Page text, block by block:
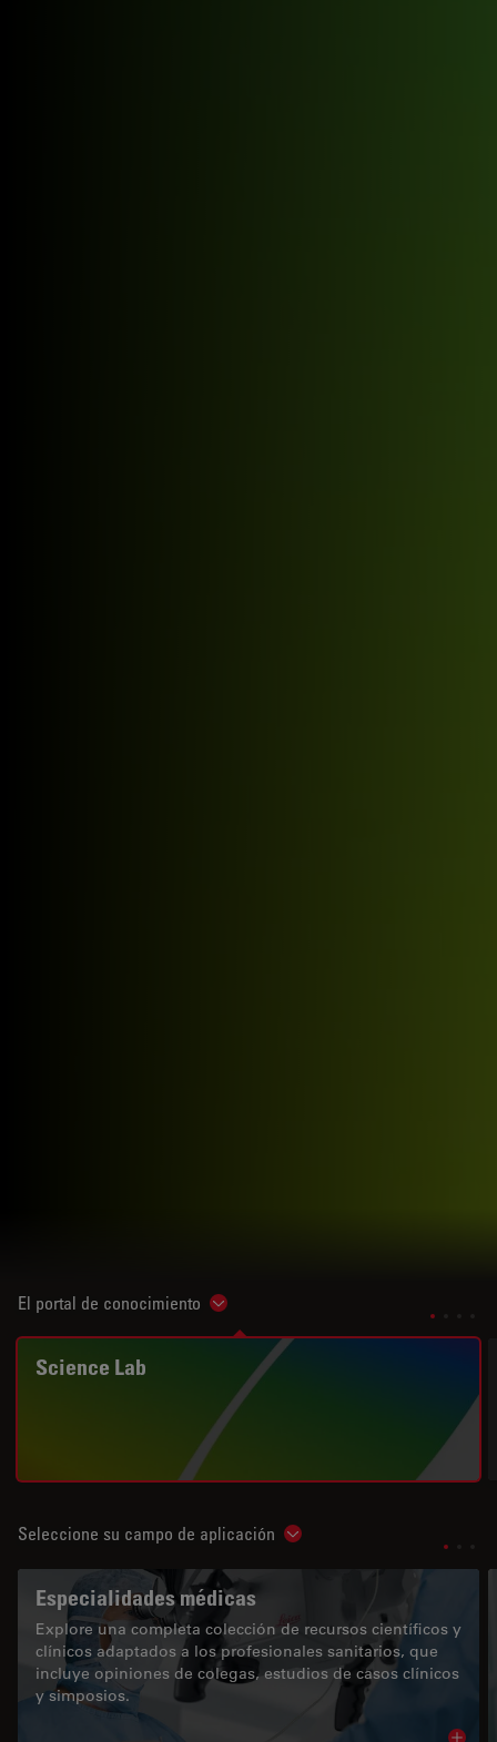
El portal de conocimiento Show subnavigation
Science Lab
Seleccione su campo de aplicación Show subnavigation
Especialidades médicas
Explore una completa colección de recursos científicos y
clínicos adaptados a los profesionales sanitarios, que
incluye opiniones de colegas, estudios de casos clínicos
y simposios.